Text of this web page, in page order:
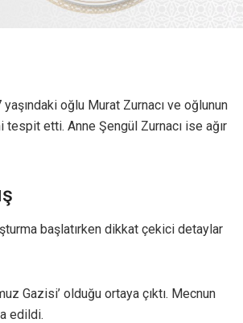
oğlu Murat Zurnacı ve oğlunun
tespit etti. Anne Şengül Zurnacı ise ağır
başlatırken dikkat çekici detaylar
Gazisi’ olduğu ortaya çıktı. Mecnun
edildi.